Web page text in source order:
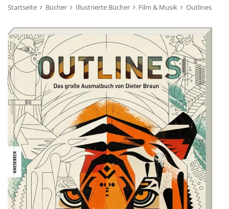
Startseite Bücher Illustrierte Bücher Film & Musik Outlines